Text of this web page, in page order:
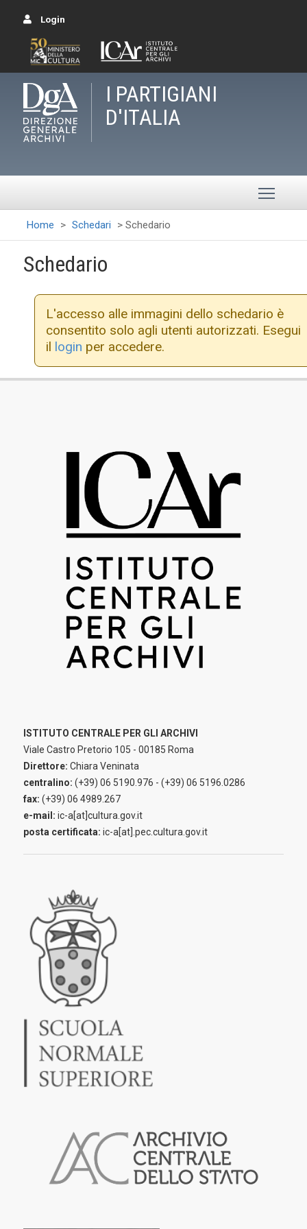
Login
I PARTIGIANI
D'ITALIA
Home > Schedari > Schedario
Schedario
L'accesso alle immagini dello schedario è
consentito solo agli utenti autorizzati. Esegui
il login per accedere.
ISTITUTO CENTRALE PER GLI ARCHIVI
Viale Castro Pretorio 105 - 00185 Roma
Direttore: Chiara Veninata
centralino: (+39) 06 5190.976 - (+39) 06 5196.0286
fax: (+39) 06 4989.267
e-mail: ic-a[at]cultura.gov.it
posta certificata: ic-a[at].pec.cultura.gov.it